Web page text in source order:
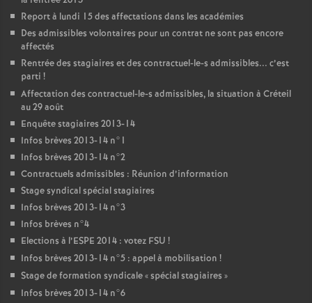
Report à lundi 15 des affectations dans les académies
Des admissibles volontaires pour un contrat ne sont pas encore
affectés
Rentrée des stagiaires et des contractuel-le-s admissibles... c’est
parti !
Affectation des contractuel-le-s admissibles, la situation à Créteil
au 29 août
Enquête stagiaires 2013-14
Infos brèves 2013-14 n°1
Infos brèves 2013-14 n°2
Contractuels admissibles : Réunion d’information
Stage syndical spécial stagiaires
Infos brèves 2013-14 n°3
Infos brèves n°4
Elections à l’ESPE 2014 : votez FSU !
Infos brèves 2013-14 n°5 : appel à mobilisation !
Stage de formation syndicale «spécial stagiaires »
Infos brèves 2013-14 n°6